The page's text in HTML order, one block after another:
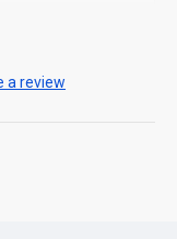
a review